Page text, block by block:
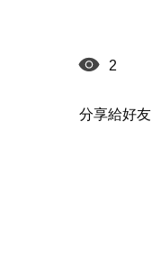
2
分享給好友